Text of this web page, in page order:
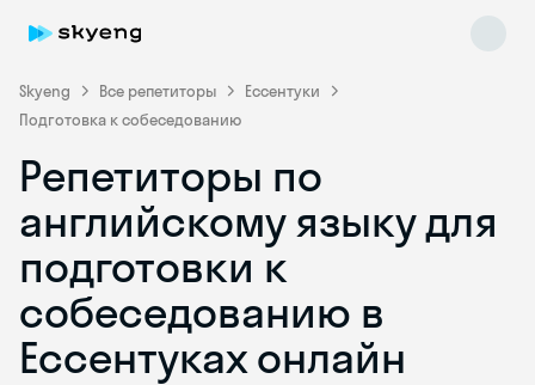
Skyeng Все репетиторы
Ессентуки
Подготовка к собеседованию
Репетиторы по
английскому языку для
подготовки к
собеседованию в
Ессентуках онлайн
Skyeng Chat